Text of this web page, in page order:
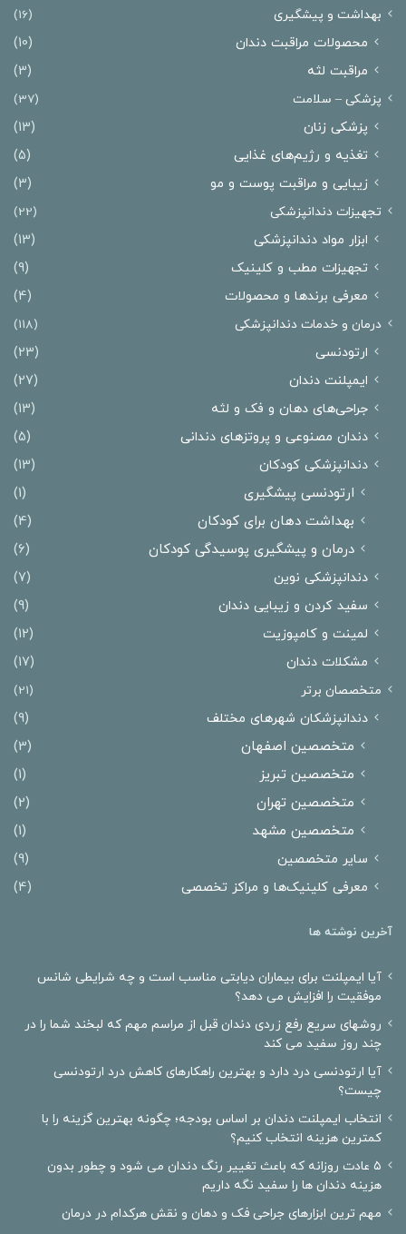
بهداشت و پیشگیری (16)
محصولات مراقبت دندان
(10)
مراقبت لثه
(3)
پزشکی – سلامت (37)
پزشکی زنان
(13)
تغذیه و رژیم‌های غذایی
(5)
زیبایی و مراقبت پوست و مو
(3)
تجهیزات دندانپزشکی (22)
ابزار مواد دندانپزشکی
(13)
تجهیزات مطب و کلینیک
(9)
معرفی برندها و محصولات
(4)
درمان‌ و خدمات دندانپزشکی (118)
ارتودنسی
(23)
ایمپلنت دندان
(27)
جراحی‌های دهان و فک و لثه
(13)
دندان مصنوعی و پروتزهای دندانی
(5)
دندانپزشکی کودکان
(13)
ارتودنسی پیشگیری
(1)
بهداشت دهان برای کودکان
(4)
درمان و پیشگیری پوسیدگی کودکان
(6)
دندانپزشکی نوین
(7)
سفید کردن و زیبایی دندان
(9)
لمینت و کامپوزیت
(12)
مشکلات دندان
(17)
متخصصان برتر (21)
دندانپزشکان شهرهای مختلف
(9)
متخصصین اصفهان
(3)
متخصصین تبریز
(1)
متخصصین تهران
(2)
متخصصین مشهد
(1)
سایر متخصصین
(9)
معرفی کلینیک‌ها و مراکز تخصصی
(4)
آخرین نوشته ها
آیا ایمپلنت برای بیماران دیابتی مناسب است و چه شرایطی شانس
موفقیت را افزایش می دهد؟
روشهای سریع رفع زردی دندان قبل از مراسم مهم که لبخند شما را در
چند روز سفید می کند
آیا ارتودنسی درد دارد و بهترین راهکارهای کاهش درد ارتودنسی
چیست؟
انتخاب ایمپلنت دندان بر اساس بودجه؛ چگونه بهترین گزینه را با
کمترین هزینه انتخاب کنیم؟
۵ عادت روزانه که باعث تغییر رنگ دندان می شود و چطور بدون
هزینه دندان ها را سفید نگه داریم
مهم ترین ابزارهای جراحی فک و دهان و نقش هرکدام در درمان